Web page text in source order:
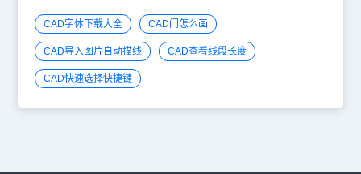
CAD字体下载大全 CAD门怎么画
CAD导入图片自动描线 CAD查看线段长度
CAD快速选择快捷键